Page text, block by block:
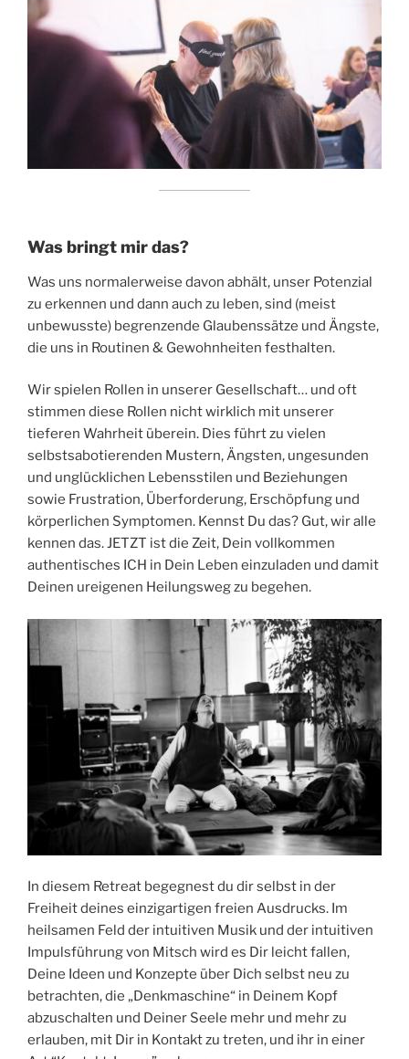
Was bringt mir das?
Was uns normalerweise davon abhält, unser Potenzial
zu erkennen und dann auch zu leben, sind (meist
unbewusste) begrenzende Glaubenssätze und Ängste,
die uns in Routinen & Gewohnheiten festhalten.
Wir spielen Rollen in unserer Gesellschaft… und oft
stimmen diese Rollen nicht wirklich mit unserer
tieferen Wahrheit überein. Dies führt zu vielen
selbstsabotierenden Mustern, Ängsten, ungesunden
und unglücklichen Lebensstilen und Beziehungen
sowie Frustration, Überforderung, Erschöpfung und
körperlichen Symptomen. Kennst Du das? Gut, wir alle
kennen das. JETZT ist die Zeit, Dein vollkommen
authentisches ICH in Dein Leben einzuladen und damit
Deinen ureigenen Heilungsweg zu begehen.
In diesem Retreat begegnest du dir selbst in der
Freiheit deines einzigartigen freien Ausdrucks. Im
heilsamen Feld der intuitiven Musik und der intuitiven
Impulsführung von Mitsch wird es Dir leicht fallen,
Deine Ideen und Konzepte über Dich selbst neu zu
betrachten, die „Denkmaschine“ in Deinem Kopf
abzuschalten und Deiner Seele mehr und mehr zu
erlauben, mit Dir in Kontakt zu treten, und ihr in einer